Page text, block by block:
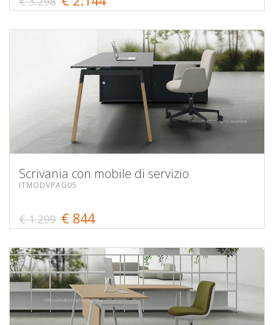
Scrivania con mobile di servizio
ITMODVPAG05
€ 1.299 € 844